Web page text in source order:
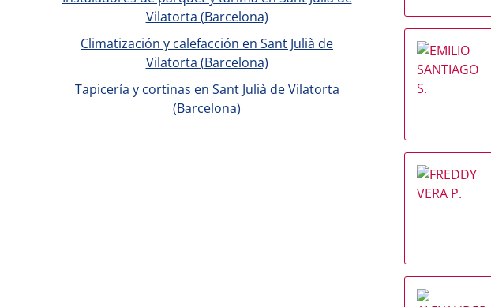
Vilatorta (Barcelona)
Climatización y calefacción en Sant Julià de
Vilatorta (Barcelona)
Tapicería y cortinas en Sant Julià de Vilatorta
(Barcelona)